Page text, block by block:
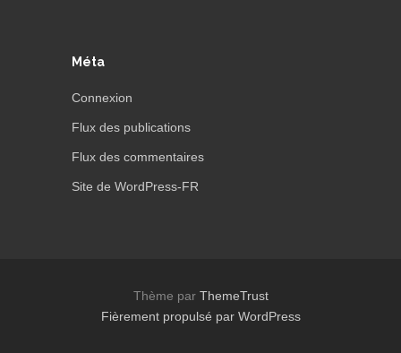
Méta
Connexion
Flux des publications
Flux des commentaires
Site de WordPress-FR
Thème par ThemeTrust
Fièrement propulsé par WordPress